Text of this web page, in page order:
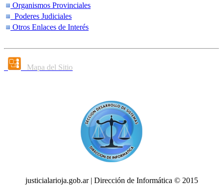
Organismos Provinciales
Poderes Judiciales
Otros Enlaces de Interés
Mapa del Sitio
justicialarioja.gob.ar | Dirección de Informática © 2015